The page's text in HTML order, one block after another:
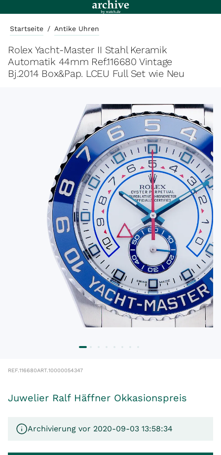
Startseite / Antike Uhren
Rolex Yacht-Master II Stahl Keramik
Automatik 44mm Ref.116680 Vintage
Bj.2014 Box&Pap. LCEU Full Set wie Neu
REF.116680ART.10000054347
Juwelier Ralf Häffner Okkasionspreis
Archivierung vor 2020-09-03 13:58:34